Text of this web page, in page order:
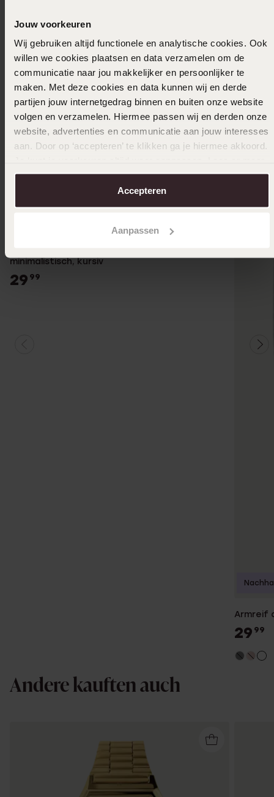
Jouw voorkeuren
Wij gebruiken altijd functionele en analytische cookies. Ook
willen we cookies plaatsen en data verzamelen om de
communicatie naar jou makkelijker en persoonlijker te
maken. Met deze cookies en data kunnen wij en derde
partijen jouw internetgedrag binnen en buiten onze website
volgen en verzamelen. Hiermee passen wij en derden onze
website, advertenties en communicatie aan jouw interesses
aan. Door op ‘accepteren’ te klikken ga je hiermee akkoord.
over in onscookiebeleid.
Accepteren
Aanpassen
minimalistisch, kursiv
29 99
Armreif
29 99
Andere kauften auch